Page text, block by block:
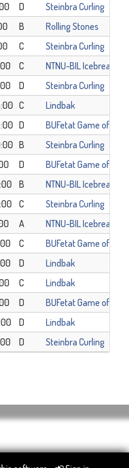
D
Steinbra Curling
B
Rolling Stones
C
Steinbra Curling
C
NTNU-BIL Icebreakers
D
Steinbra Curling
C
Lindbak
D
BUFetat Game of
B
Steinbra Curling
D
BUFetat Game of
B
NTNU-BIL Icebreakers
C
Steinbra Curling
A
NTNU-BIL Icebreakers
C
BUFetat Game of
D
Lindbak
C
Lindbak
D
BUFetat Game of
D
Lindbak
D Steinbra Curling